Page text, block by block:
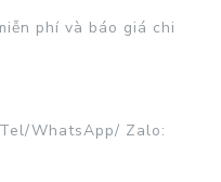
phí và báo giá chi
WhatsApp/ Zalo: